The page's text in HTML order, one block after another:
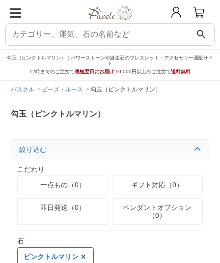
search
勾玉（ピンクトルマリン）｜パワーストーンや誕生石のブレスレット・アクセサリー通販サイ
ト
12時までのご注文で最短翌日にお届け 10,000円以上のご注文で送料無料
パスクル ビーズ・ルース 勾玉（ピンクトルマリン）
勾玉（ピンクトルマリン）
絞り込む
こだわり
一点もの（0）
ギフト対応（0）
即日発送（0）
ペンダントオプション
（0）
石
ピンクトルマリン